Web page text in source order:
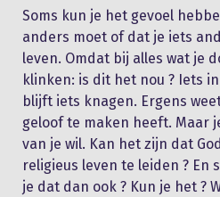
Soms kun je het gevoel
anders moet of dat je iets
leven. Omdat bij alles wat je
klinken: is dit het nou ? Iets
blijft iets knagen. Ergens
geloof te maken heeft. Maar
van je wil. Kan het zijn dat
religieus leven te leiden ? En
je dat dan ook ? Kun je het ?